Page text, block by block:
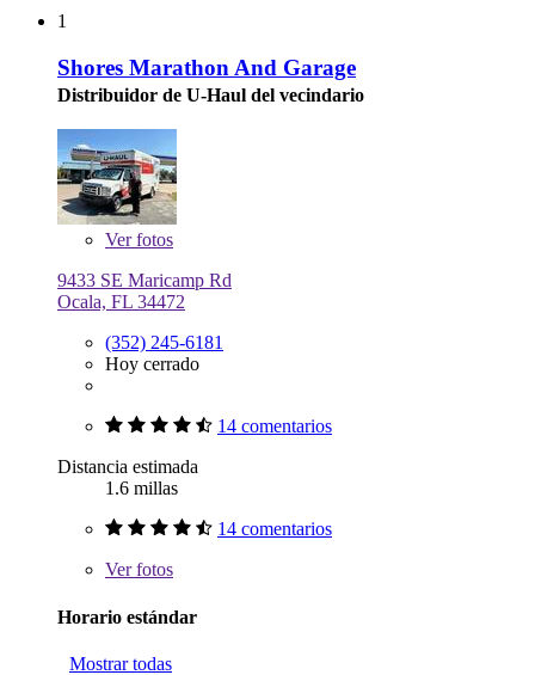
1
Shores Marathon And Garage
Distribuidor de U-Haul del vecindario
Verfotos
9433 SE Maricamp Rd
Ocala, FL 34472
(352) 245-6181
Hoy cerrado
14 comentarios
Distancia estimada
1.6 millas
14 comentarios
Verfotos
Horario estándar
Mostrar todas